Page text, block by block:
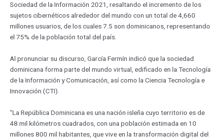
Sociedad de la Información 2021, resaltando el incremento de los
sujetos cibernéticos alrededor del mundo con un total de 4,660
millones usuarios, de los cuales 7.5 son dominicanos, representando
el 75% de la población total del país.
Al pronunciar su discurso, García Fermín indicó que la sociedad
dominicana forma parte del mundo virtual, edificado en la Tecnología
de la Información y Comunicación, así como la Ciencia Tecnología e
Innovación (CTI).
“La República Dominicana es una nación isleña cuyo territorio es de
48 mil kilómetros cuadrados, con una población estimada en 10
millones 800 mil habitantes, que vive en la transformación digital del